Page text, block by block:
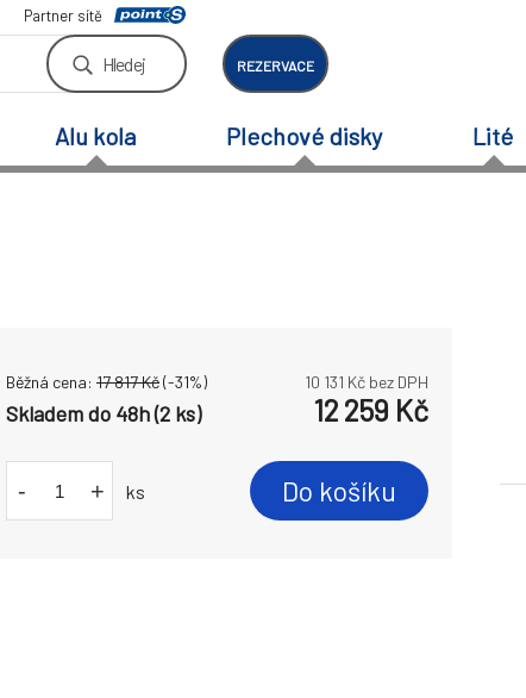
Partner sítě
Hledej REZERVACE
Alu kola Plechové disky Lité
Běžná cena: 17 817Kč(-31%) 10 131 Kč bez DPH
Skladem do 48h (2 ks) 12 259 Kč
- + ks Do košíku